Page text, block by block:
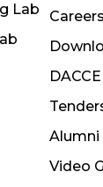
Lab
Careers
DACCE
Alumni
Video